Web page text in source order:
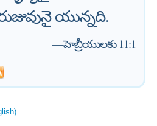
యున్నది.
—హెబ్రీయులకు 11:1